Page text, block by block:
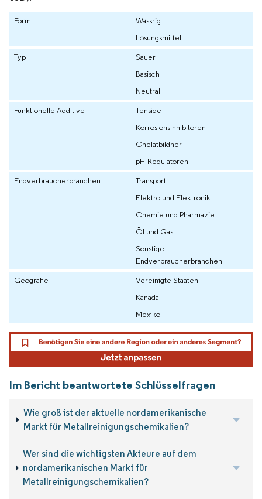
Form
Wässrig
Lösungsmittel
Typ
Sauer
Basisch
Neutral
Funktionelle Additive
Tenside
Korrosionsinhibitoren
Chelatbildner
pH-Regulatoren
Endverbraucherbranchen
Transport
Elektro und Elektronik
Chemie und Pharmazie
Öl und Gas
Sonstige
Endverbraucherbranchen
Geografie
Vereinigte Staaten
Kanada
Mexiko
Im Bericht beantwortete Schlüsselfragen
Wie groß ist der aktuelle nordamerikanische
Markt für Metallreinigungschemikalien?
Wer sind die wichtigsten Akteure auf dem
nordamerikanischen Markt für
Metallreinigungschemikalien?